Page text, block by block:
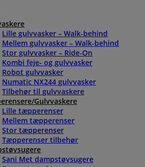
Lille gulvvasker – Walk-behind
Mellem gulvvasker – Walk-behind
Stor gulvvasker – Ride-On
Kombi feje- og gulvvasker
Robot gulvvasker
Numatic NX244 gulvvasker
Tilbehør til gulvvaskere
Gulvvaskere
Lille tæpperenser
Mellem tæpperenser
Stor tæpperenser
Tæpperenser tilbehør
Sani Met dampstøvsugere